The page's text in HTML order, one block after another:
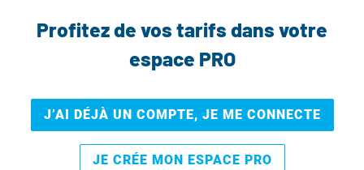
Profitez de vos tarifs dans votre
espace PRO
J’AI DÉJÀ UN COMPTE, JE ME CONNECTE
JE CRÉE MON ESPACE PRO